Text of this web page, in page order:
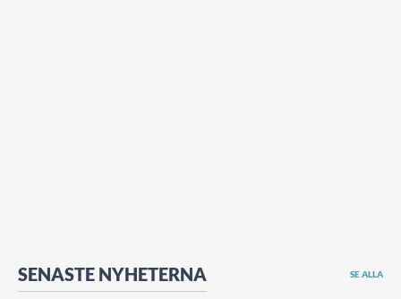
SENASTE NYHETERNA SE ALLA